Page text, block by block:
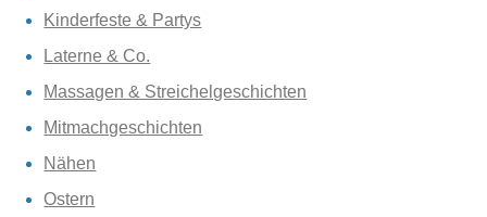
Kinderfeste & Partys
Laterne & Co.
Massagen & Streichelgeschichten
Mitmachgeschichten
Nähen
Ostern